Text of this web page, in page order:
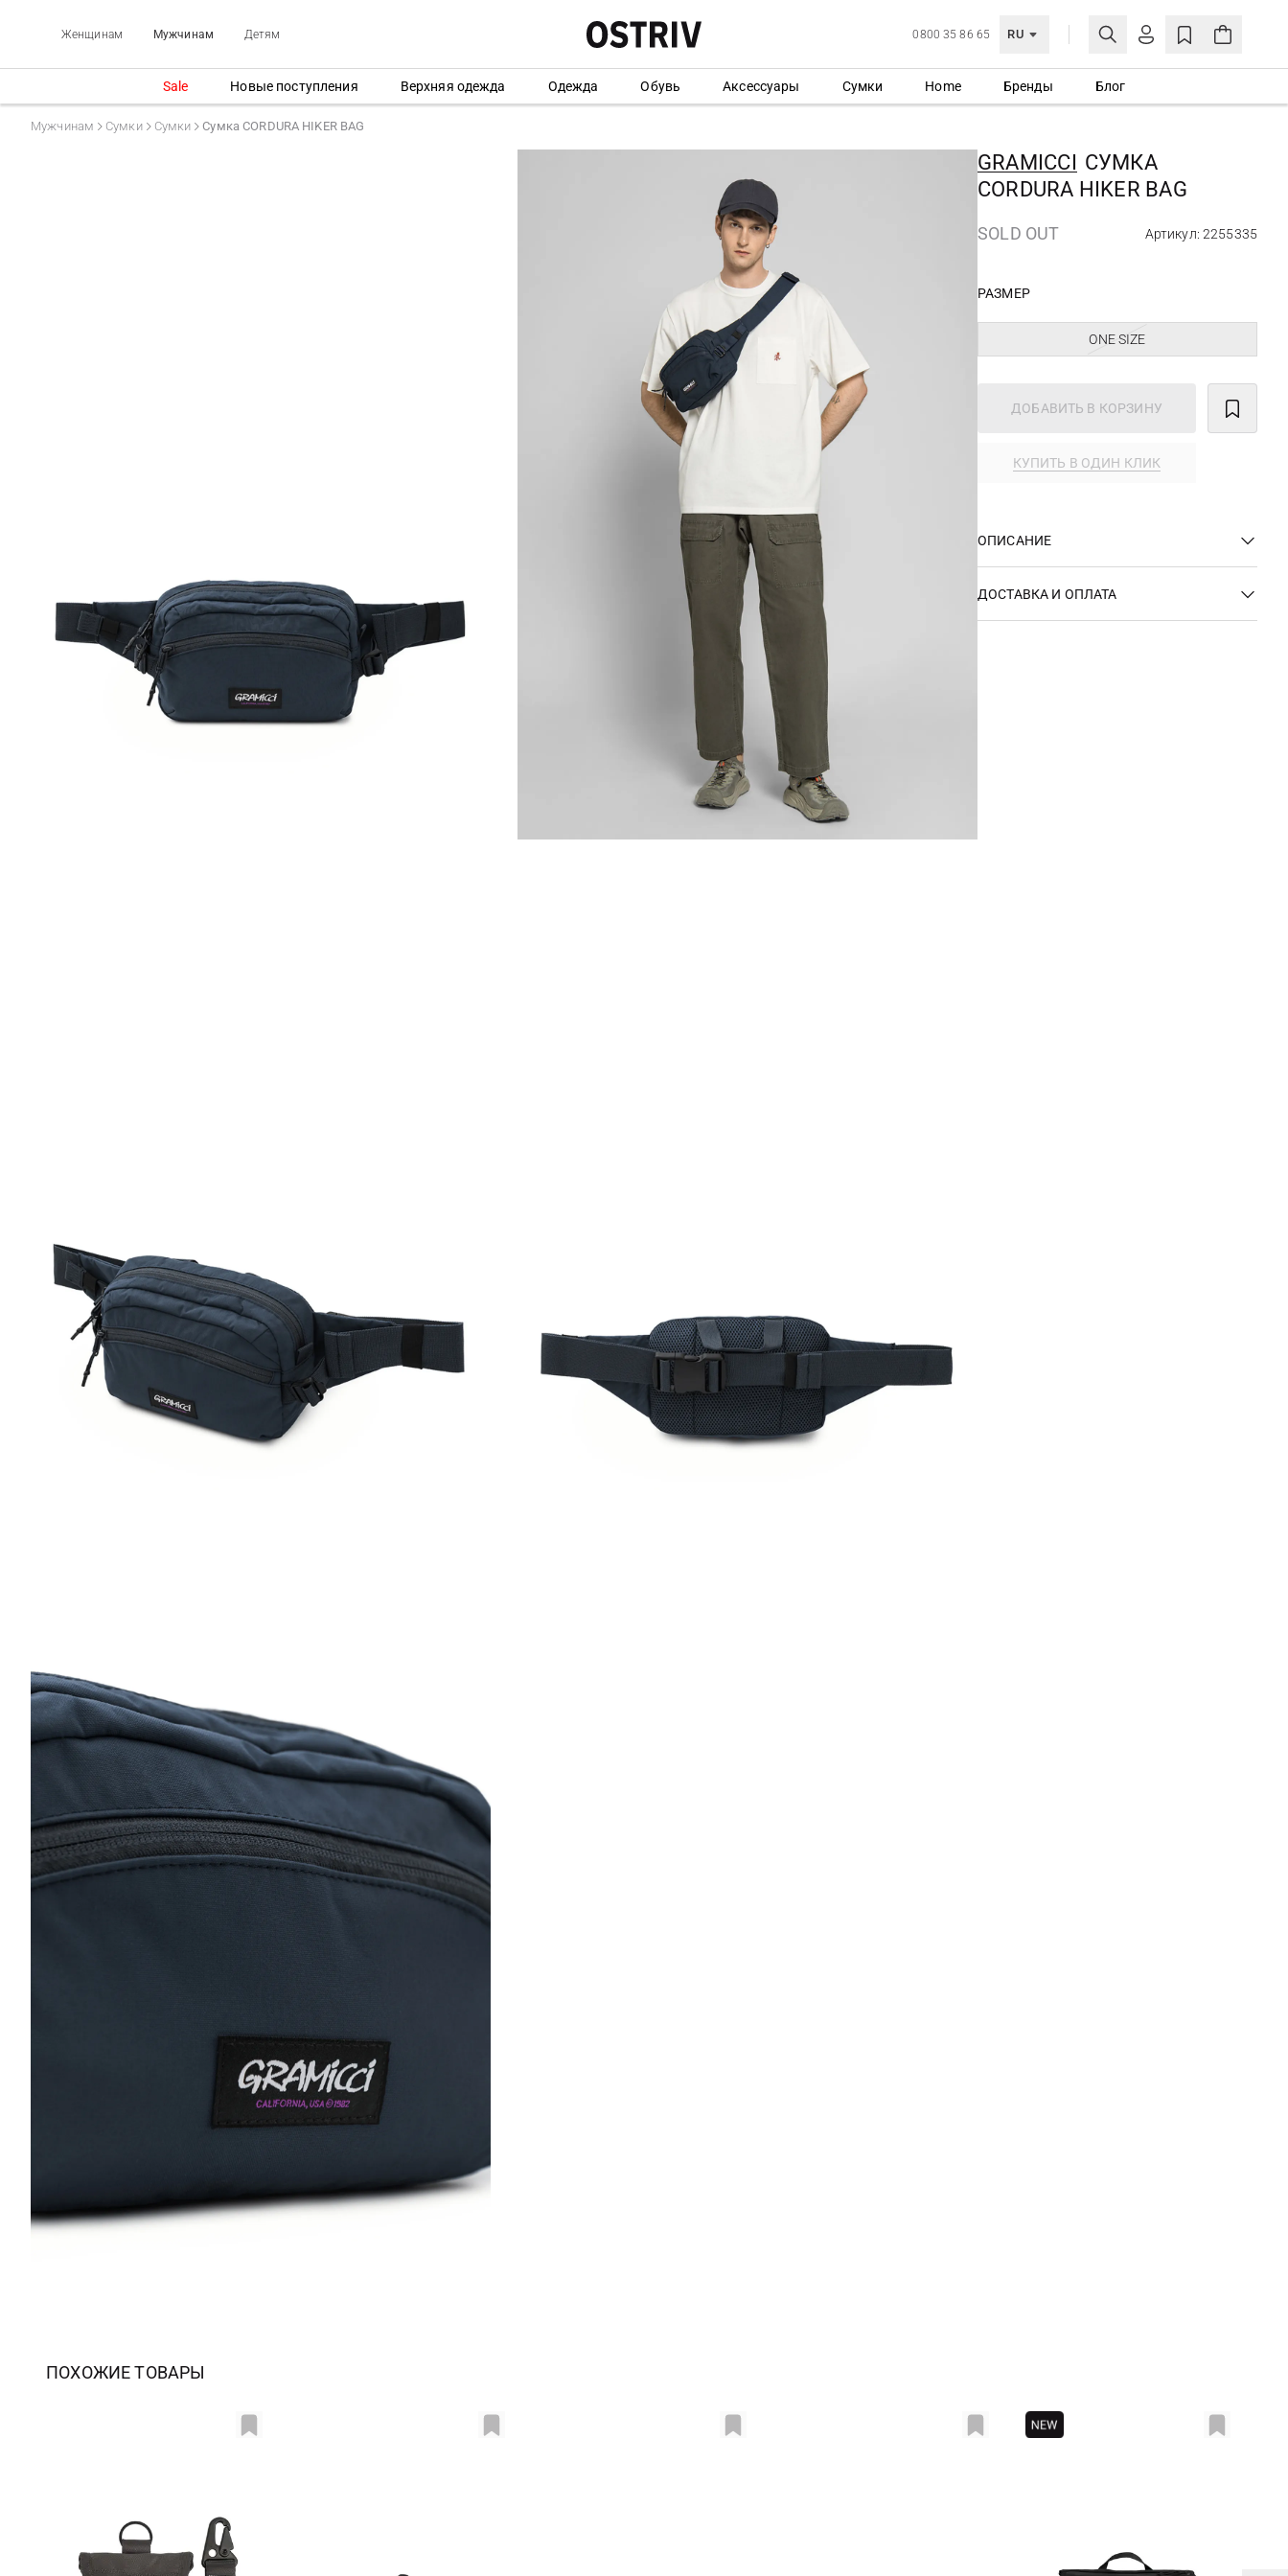
Женщинам Мужчинам Детям 0800 35 86 65 RU
ЛИЧНЫЙ КАБИНЕТ
Еще не зарегистрированы?
СОЗДАТЬ УЧЕТНУЮ ЗАПИСЬ
Sale Новые поступления Верхняя одежда Одежда Обувь Аксессуары Сумки Home Бренды Блог
Мужчинам Сумки Сумки Сумка CORDURA HIKER BAG
GRAMICCI СУМКА
CORDURA HIKER BAG
SOLD OUT Артикул: 2255335
РАЗМЕР
ONE SIZE
ДОБАВИТЬ В КОРЗИНУ
КУПИТЬ В ОДИН КЛИК
ОПИСАНИЕ
ДОСТАВКА И ОПЛАТА
ПОХОЖИЕ ТОВАРЫ